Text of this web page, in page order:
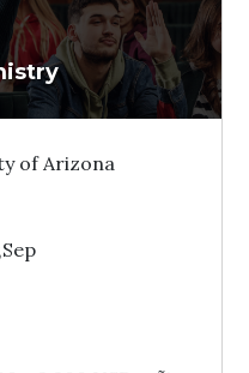
of Arizona